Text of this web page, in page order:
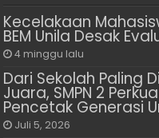
Kecelakaan
BEM Unila Desak
4 minggu lalu
Dari Sekolah Paling
Juara, SMPN 2
Pencetak Generasi
Juli 5, 2026